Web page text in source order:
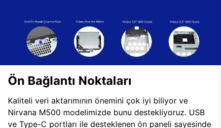
Ön Bağlantı Noktaları
Kaliteli veri aktarımının önemini çok iyi biliyor ve
Nirvana M500 modelimizde bunu destekliyoruz. USB
ve Type-C portları ile desteklenen ön paneli sayesinde